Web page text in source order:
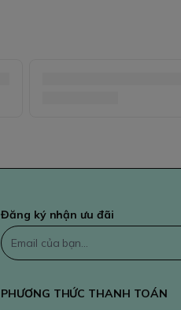
Đăng ký nhận ưu đãi
PHƯƠNG THỨC THANH TOÁN